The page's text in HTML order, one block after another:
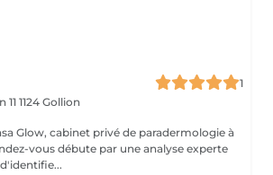
1
11 1124 Gollion
Glow, cabinet privé de paradermologie à